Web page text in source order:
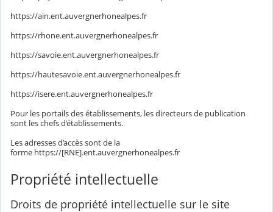
https://ain.ent.auvergnerhonealpes.fr
https://rhone.ent.auvergnerhonealpes.fr
https://savoie.ent.auvergnerhonealpes.fr
https://hautesavoie.ent.auvergnerhonealpes.fr
https://isere.ent.auvergnerhonealpes.fr
Pour les portails des établissements, les directeurs de publication
sont les chefs d’établissements.
Les adresses d’accès sont de la
forme https://[RNE].ent.auvergnerhonealpes.fr
Propriété intellectuelle
Droits de propriété intellectuelle sur le site